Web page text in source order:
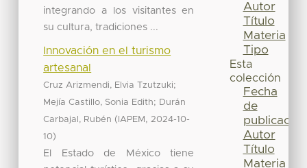
integrando a los visitantes en
su cultura, tradiciones ...
Innovación en el turismo
artesanal
Cruz Arizmendi, Elvia Tzutzuki;
Mejía Castillo, Sonia Edith; Durán
Carbajal, Rubén ( IAPEM , 2024-10-
10)
El Estado de México tiene
Autor
Título
Materia
Tipo
Esta
colección
Fecha
de
publicación
Autor
Título
Materia